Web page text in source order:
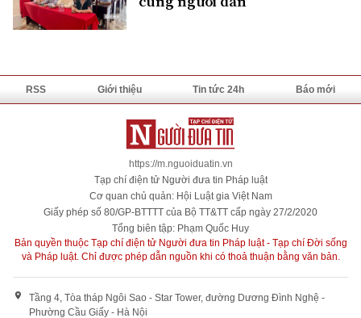
RSS Giới thiệu Tin tức 24h Báo mới
https://m.nguoiduatin.vn
Tạp chí điện tử Người đưa tin Pháp luật
Cơ quan chủ quản: Hội Luật gia Việt Nam
Giấy phép số 80/GP-BTTTT của Bộ TT&TT cấp ngày 27/2/2020
Tổng biên tập: Phạm Quốc Huy
Bản quyền thuộc Tạp chí điện tử Người đưa tin Pháp luật - Tạp chí Đời sống
và Pháp luật. Chỉ được phép dẫn nguồn khi có thoả thuận bằng văn bản.
Tầng 4, Tòa tháp Ngôi Sao - Star Tower, đường Dương Đình Nghệ -
Phường Cầu Giấy - Hà Nội